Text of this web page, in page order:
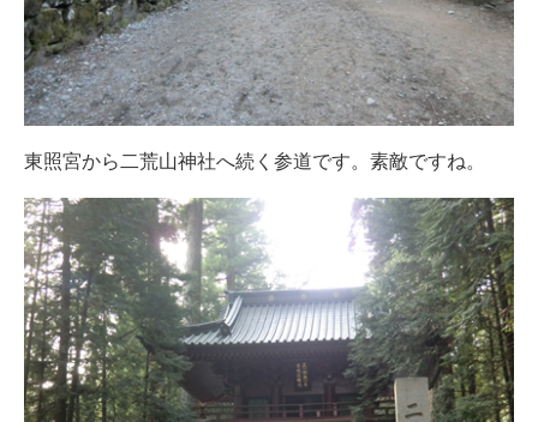
東照宮から二荒山神社へ続く参道です。素敵ですね。